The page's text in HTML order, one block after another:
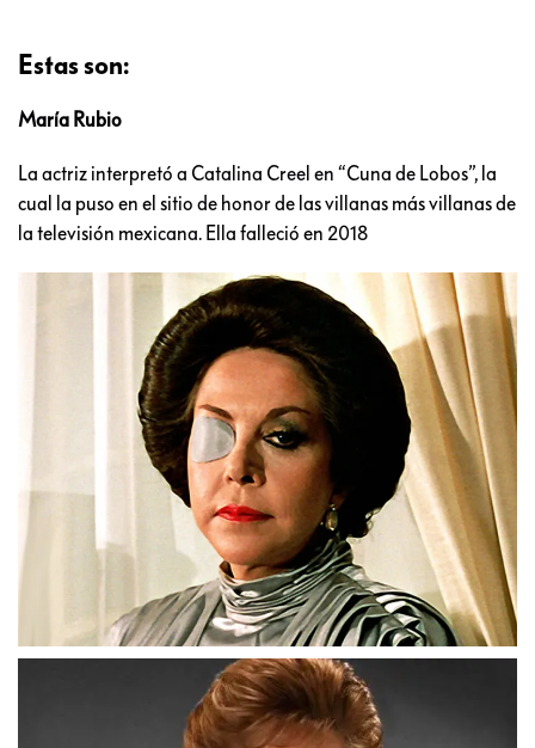
Estas son:
María Rubio
La actriz interpretó a Catalina Creel en “Cuna de Lobos”, la
cual la puso en el sitio de honor de las villanas más villanas de
la televisión mexicana. Ella falleció en 2018